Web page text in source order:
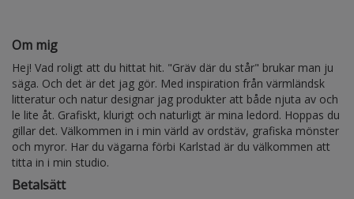
Om mig
Hej! Vad roligt att du hittat hit. "Gräv där du står" brukar man ju
säga. Och det är det jag gör. Med inspiration från värmländsk
litteratur och natur designar jag produkter att både njuta av och
le lite åt. Grafiskt, klurigt och naturligt är mina ledord. Hoppas du
gillar det. Välkommen in i min värld av ordstäv, grafiska mönster
och myror. Har du vägarna förbi Karlstad är du välkommen att
titta in i min studio.
Betalsätt